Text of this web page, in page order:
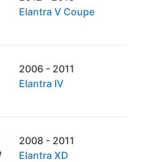
Elantra V Coupe
2006 - 2011
Elantra IV
2008 - 2011
Elantra XD